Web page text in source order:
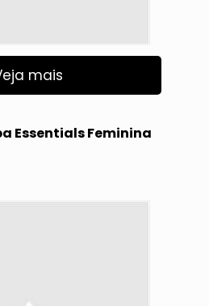
mais
Essentials Feminina